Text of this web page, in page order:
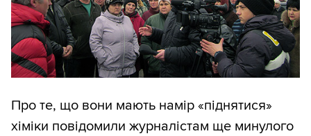
Про те, що вони мають намір «піднятися»
хіміки повідомили журналістам ще минулого